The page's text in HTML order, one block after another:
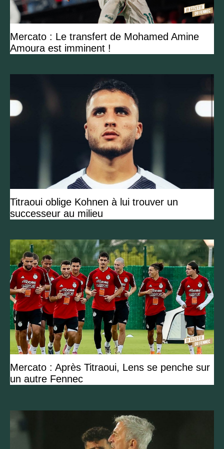
Mercato : Le transfert de Mohamed Amine
Amoura est imminent !
Titraoui oblige Kohnen à lui trouver un
successeur au milieu
Mercato : Après Titraoui, Lens se penche sur
un autre Fennec